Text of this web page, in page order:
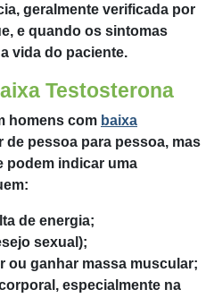
geralmente verificada por
e quando os sintomas
vida do paciente.
Testosterona
homens com baixa
de pessoa para pessoa, mas
podem indicar uma
de energia;
sexual);
ou ganhar massa muscular;
especialmente na